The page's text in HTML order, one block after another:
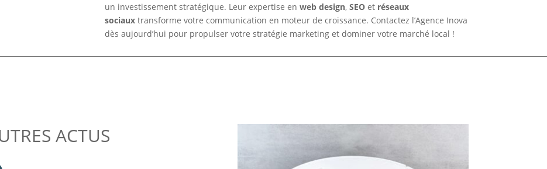
un investissement stratégique. Leur expertise enweb design,SEO et réseaux
sociaux transforme votre communication en moteur de croissance. Contactez l’Agence Inova
dès aujourd’hui pour propulser votre stratégie marketing et dominer votre marché local !
ACTUS